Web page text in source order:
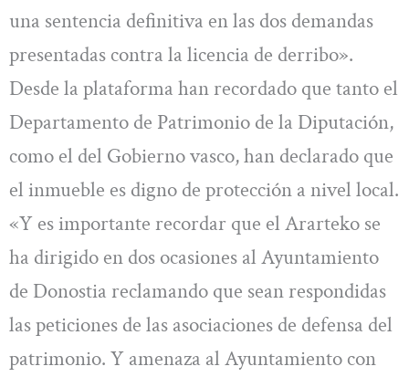
una sentencia definitiva en las dos demandas
presentadas contra la licencia de derribo».
Desde la plataforma han recordado que tanto el
Departamento de Patrimonio de la Diputación,
como el del Gobierno vasco, han declarado que
el inmueble es digno de protección a nivel local.
«Y es importante recordar que el Ararteko se
ha dirigido en dos ocasiones al Ayuntamiento
de Donostia reclamando que sean respondidas
las peticiones de las asociaciones de defensa del
patrimonio. Y amenaza al Ayuntamiento con